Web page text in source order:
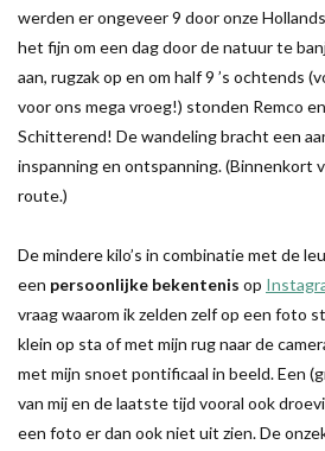
werden er ongeveer 9 door onze
het fijn om een dag door de natuur te
aan, rugzak op en om half 9 ’s ochtends
voor ons mega vroeg!) stonden Remco
Schitterend! De wandeling bracht een
inspanning en ontspanning. (Binnenkort
route.)
De mindere kilo’s in combinatie met de
een persoonlijke bekentenis op
vraag waarom ik zelden zelf op een foto
klein op sta of met mijn rug naar de
met mijn snoet pontificaal in beeld. Een
van mij en de laatste tijd vooral ook
een foto er dan ook niet uit zien. De